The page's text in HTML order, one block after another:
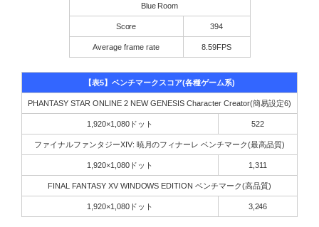
Blue Room
Score 394
Average frame rate 8.59FPS
【表5】ベンチマークスコア(各種ゲーム系)
PHANTASY STAR ONLINE 2 NEW GENESIS Character Creator(簡易設定6)
1,920×1,080ドット 522
ファイナルファンタジーXIV: 暁月のフィナーレ ベンチマーク(最高品質)
1,920×1,080ドット 1,311
FINAL FANTASY XV WINDOWS EDITION ベンチマーク(高品質)
1,920×1,080ドット 3,246